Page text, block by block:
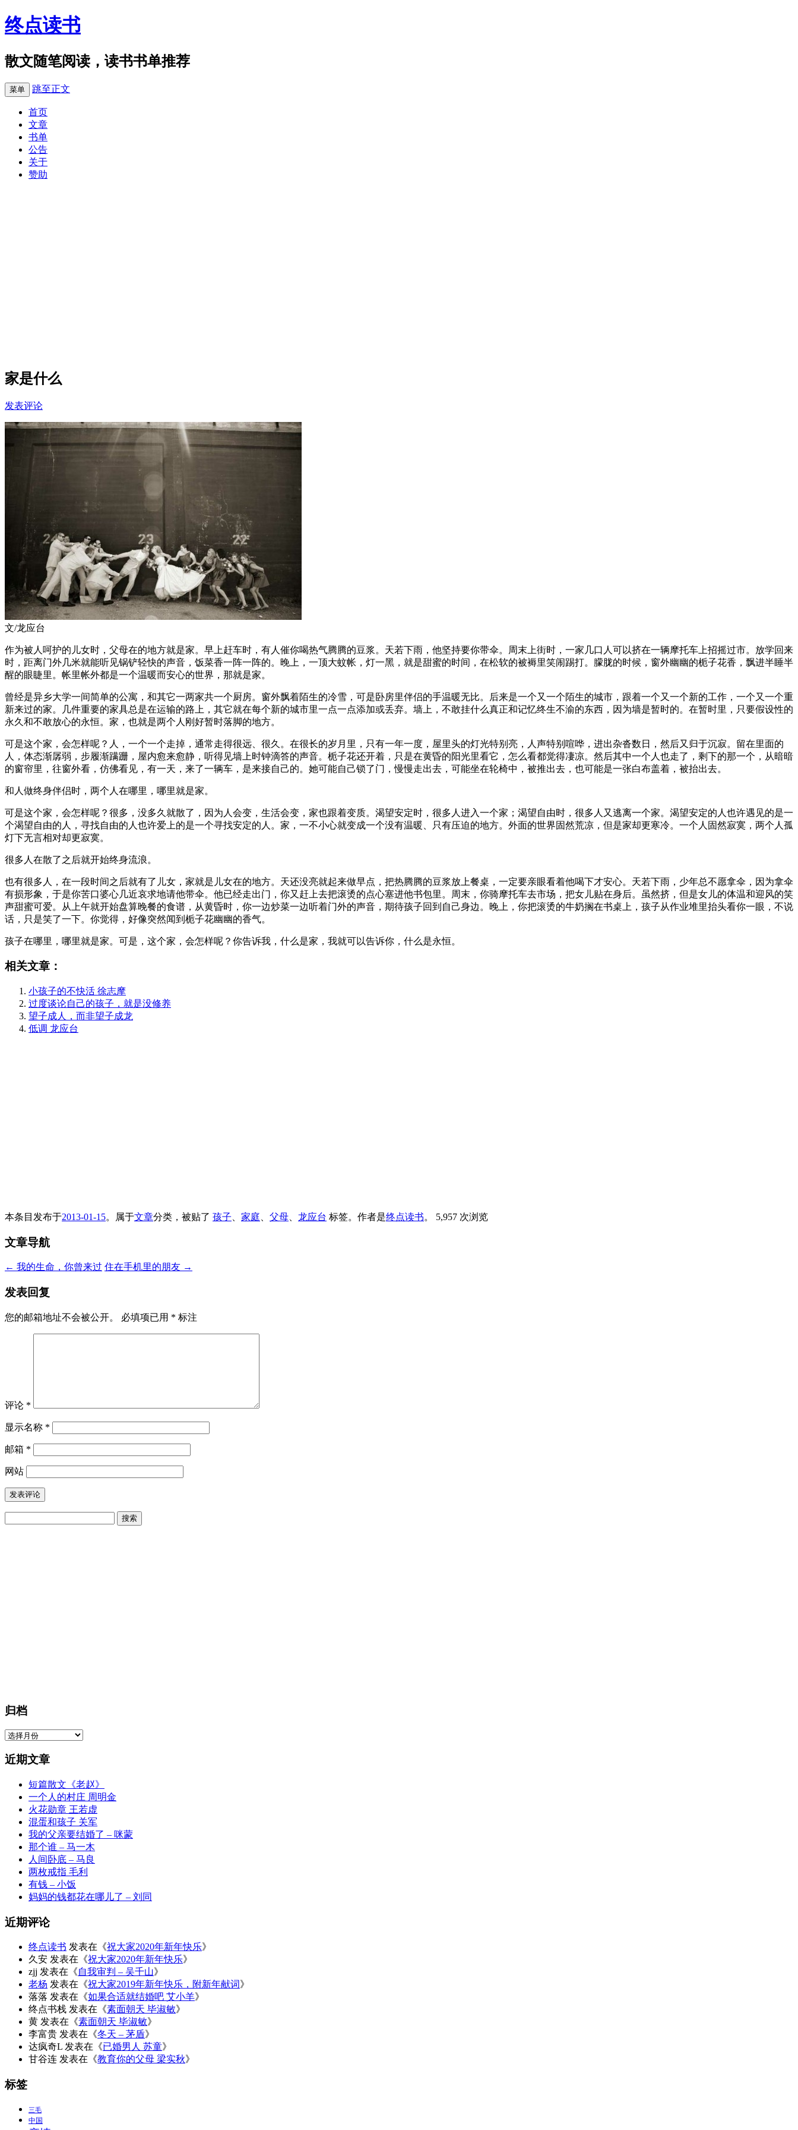
终点读书
散文随笔阅读，读书书单推荐
菜单 跳至正文
首页
文章
书单
公告
关于
赞助
家是什么
发表评论
文/龙应台
作为被人呵护的儿女时，父母在的地方就是家。早上赶车时，有人催你喝热气腾腾的豆浆。天若下雨，他坚持要你带伞。周末上街时，一家几口人可以挤在一辆摩托车上招摇过市。放学回来
时，距离门外几米就能听见锅铲轻快的声音，饭菜香一阵一阵的。晚上，一顶大蚊帐，灯一黑，就是甜蜜的时间，在松软的被褥里笑闹踢打。朦胧的时候，窗外幽幽的栀子花香，飘进半睡半
醒的眼睫里。帐里帐外都是一个温暖而安心的世界，那就是家。
曾经是异乡大学一间简单的公寓，和其它一两家共一个厨房。窗外飘着陌生的冷雪，可是卧房里伴侣的手温暖无比。后来是一个又一个陌生的城市，跟着一个又一个新的工作，一个又一个重
新来过的家。几件重要的家具总是在运输的路上，其它就在每个新的城市里一点一点添加或丢弃。墙上，不敢挂什么真正和记忆终生不渝的东西，因为墙是暂时的。在暂时里，只要假设性的
永久和不敢放心的永恒。家，也就是两个人刚好暂时落脚的地方。
可是这个家，会怎样呢？人，一个一个走掉，通常走得很远、很久。在很长的岁月里，只有一年一度，屋里头的灯光特别亮，人声特别喧哗，进出杂沓数日，然后又归于沉寂。留在里面的
人，体态渐孱弱，步履渐蹒跚，屋内愈来愈静，听得见墙上时钟滴答的声音。栀子花还开着，只是在黄昏的阳光里看它，怎么看都觉得凄凉。然后其中一个人也走了，剩下的那一个，从暗暗
的窗帘里，往窗外看，仿佛看见，有一天，来了一辆车，是来接自己的。她可能自己锁了门，慢慢走出去，可能坐在轮椅中，被推出去，也可能是一张白布盖着，被抬出去。
和人做终身伴侣时，两个人在哪里，哪里就是家。
可是这个家，会怎样呢？很多，没多久就散了，因为人会变，生活会变，家也跟着变质。渴望安定时，很多人进入一个家；渴望自由时，很多人又逃离一个家。渴望安定的人也许遇见的是一
个渴望自由的人，寻找自由的人也许爱上的是一个寻找安定的人。家，一不小心就变成一个没有温暖、只有压迫的地方。外面的世界固然荒凉，但是家却更寒冷。一个人固然寂寞，两个人孤
灯下无言相对却更寂寞。
很多人在散了之后就开始终身流浪。
也有很多人，在一段时间之后就有了儿女，家就是儿女在的地方。天还没亮就起来做早点，把热腾腾的豆浆放上餐桌，一定要亲眼看着他喝下才安心。天若下雨，少年总不愿拿伞，因为拿伞
有损形象，于是你苦口婆心几近哀求地请他带伞。他已经走出门，你又赶上去把滚烫的点心塞进他书包里。周末，你骑摩托车去市场，把女儿贴在身后。虽然挤，但是女儿的体温和迎风的笑
声甜蜜可爱。从上午就开始盘算晚餐的食谱，从黄昏时，你一边炒菜一边听着门外的声音，期待孩子回到自己身边。晚上，你把滚烫的牛奶搁在书桌上，孩子从作业堆里抬头看你一眼，不说
话，只是笑了一下。你觉得，好像突然闻到栀子花幽幽的香气。
孩子在哪里，哪里就是家。可是，这个家，会怎样呢？你告诉我，什么是家，我就可以告诉你，什么是永恒。
相关文章：
小孩子的不快活 徐志摩
过度谈论自己的孩子，就是没修养
望子成人，而非望子成龙
低调 龙应台
本条目发布于2013-01-15。属于文章分类，被贴了 孩子 家庭 父母 龙应台 标签。 作者是终点读书。 5,957 次浏览
文章导航
← 我的生命，你曾来过 住在手机里的朋友 →
发表回复
您的邮箱地址不会被公开。 必填项已用 * 标注
评论 *
显示名称 *
邮箱 *
网站
归档
归
近期文章
短篇散文《老赵》
一个人的村庄 周明金
火花勋章 王若虚
混蛋和孩子 关军
我的父亲要结婚了 – 咪蒙
那个谁 – 马一木
人间卧底 – 马良
两枚戒指 毛利
有钱 – 小饭
妈妈的钱都花在哪儿了 – 刘同
近期评论
终点读书 发表在《祝大家2020年新年快乐》
久安 发表在《祝大家2020年新年快乐》
zjj 发表在《自我审判 – 吴千山》
老杨 发表在《祝大家2019年新年快乐，附新年献词》
落落 发表在《如果合适就结婚吧 艾小羊》
终点书栈 发表在《素面朝天 毕淑敏》
黄 发表在《素面朝天 毕淑敏》
李富贵 发表在《冬天 – 茅盾》
达疯奇L 发表在《已婚男人 苏童》
甘谷连 发表在《教育你的父母 梁实秋》
标签
三毛
中国